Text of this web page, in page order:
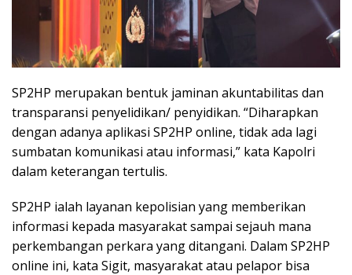
SP2HP merupakan bentuk jaminan akuntabilitas dan
transparansi penyelidikan/ penyidikan. “Diharapkan
dengan adanya aplikasi SP2HP online, tidak ada lagi
sumbatan komunikasi atau informasi,” kata Kapolri
dalam keterangan tertulis.
SP2HP ialah layanan kepolisian yang memberikan
informasi kepada masyarakat sampai sejauh mana
perkembangan perkara yang ditangani. Dalam SP2HP
online ini, kata Sigit, masyarakat atau pelapor bisa